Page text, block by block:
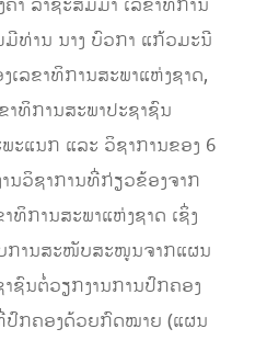
ຳ ລາຊະສິມມາ ເລຂາທິການ
ມີທ່ານ ນາງ ບົວກາ ແກ້ວມະນີ
ເລຂາທິການສະພາແຫ່ງຊາດ,
າທິການສະພາປະຊາຊົນ
ະແນກ ແລະ ວິຊາການຂອງ 6
ນວິຊາການທີ່ກ່ຽວຂ້ອງຈາກ
ການສະພາແຫ່ງຊາດ ເຊິ່ງ
ການສະໜັບສະໜູນຈາກແຜນ
ຊົນຕໍ່ວຽກງານການປົກຄອງ
ປົກຄອງດ້ວຍກົດໝາຍ (ແຜນ